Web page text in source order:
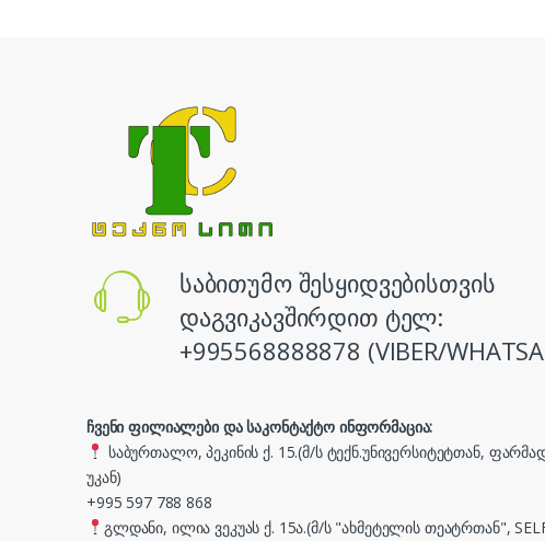
საბითუმო შესყიდვებისთვის
დაგვიკავშირდით ტელ:
+995568888878 (VIBER/
ჩვენი ფილიალები და საკონტაქტო ინფორმაცია:
საბურთალო, პეკინის ქ. 15.(მ/ს ტექნ.უნივერსიტეტთან,
უკან)
+995 597 788 868
გლდანი, ილია ვეკუას ქ. 15ა.(მ/ს "ახმეტელის თეატრთან",